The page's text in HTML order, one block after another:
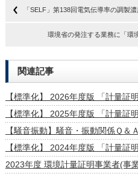
「SELF」第138回電気伝導率の調製
環境省の発注する業務に「環
関連記事
【標準化】 2026年度版 「計量証
【標準化】 2025年度版 「計量証
【騒音振動】騒音・振動関係Ｑ＆
【標準化】 2024年度版 「計量証
2023年度 環境計量証明事業者(事